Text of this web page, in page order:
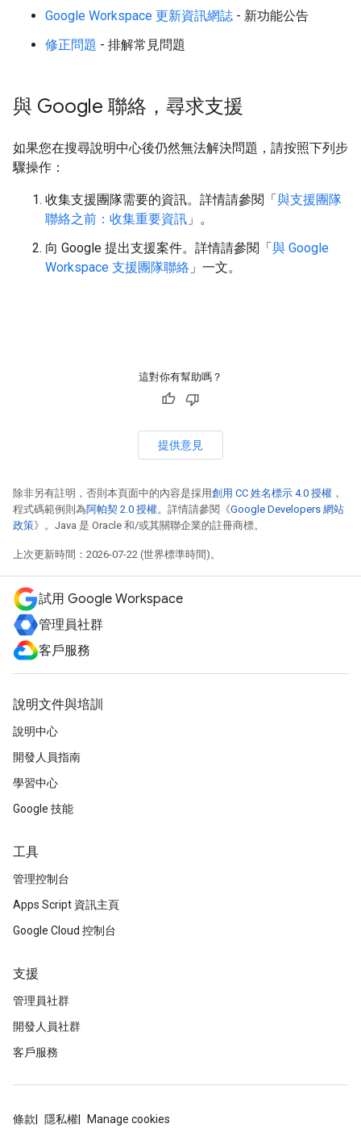
Google Workspace 更新資訊網誌 - 新功能公告
修正問題 - 排解常見問題
與 Google 聯絡，尋求支援
如果您在搜尋說明中心後仍然無法解決問題，請按照下列步
驟操作：
收集支援團隊需要的資訊。詳情請參閱「與支援團隊
聯絡之前：收集重要資訊 」。
向 Google 提出支援案件。詳情請參閱「與 Google
Workspace 支援團隊聯絡 」一文。
這對你有幫助嗎？
提供意見
除非另有註明，否則本頁面中的內容是採用創用 CC 姓名標示 4.0 授權 ，
程式碼範例則為阿帕契 2.0 授權。詳情請參閱《Google Developers 網站
政策》。Java 是 Oracle 和/或其關聯企業的註冊商標。
上次更新時間：2026-07-22 (世界標準時間)。
試用 Google Workspace
管理員社群
客戶服務
說明文件與培訓
說明中心
開發人員指南
學習中心
Google 技能
工具
管理控制台
Apps Script 資訊主頁
Google Cloud 控制台
支援
管理員社群
開發人員社群
客戶服務
條款 隱私權 Manage cookies